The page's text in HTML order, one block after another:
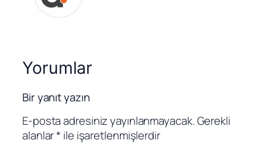
Yorumlar
Bir yanıt yazın
E-posta adresiniz yayınlanmayacak.Gerekli
alanlar* ile işaretlenmişlerdir